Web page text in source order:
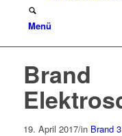
Menü
Brand
19. April 2017/in Brand 3